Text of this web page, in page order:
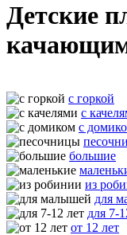
Детские
с горкой
с
с
большие
из
для
для 7-
от 12 лет